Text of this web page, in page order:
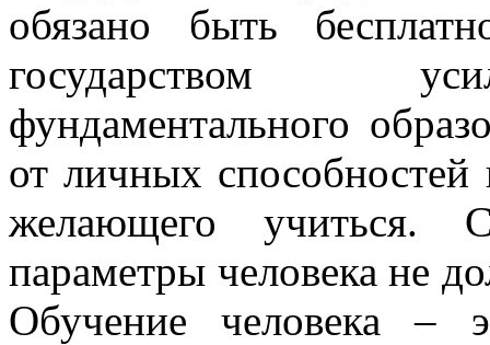
обязано быть
государством
фундаментального
от личных способностей
желающего учиться.
параметры человека не
Обучение человека –